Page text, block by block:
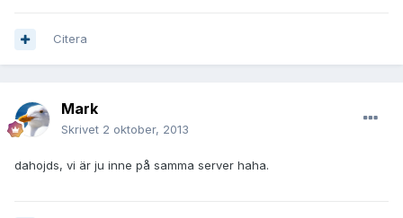
Citera
Mark
Skrivet 2 oktober, 2013
dahojds, vi är ju inne på samma server haha.